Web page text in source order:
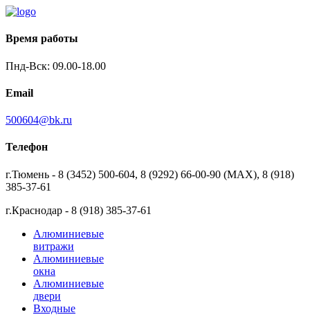
Время работы
Пнд-Вск: 09.00-18.00
Email
500604@bk.ru
Телефон
г.Тюмень - 8 (3452) 500-604, 8 (9292) 66-00-90 (MAX), 8 (918)
385-37-61
г.Краснодар - 8 (918) 385-37-61
Алюминиевые
витражи
Алюминиевые
окна
Алюминиевые
двери
Входные